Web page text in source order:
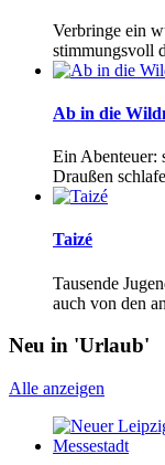
Verbringe ein
stimmungsvoll
Ab in die
Ein Abenteuer:
Draußen
Taizé
Tausende
auch von den
Neu in 'Urlaub'
Alle anzeigen